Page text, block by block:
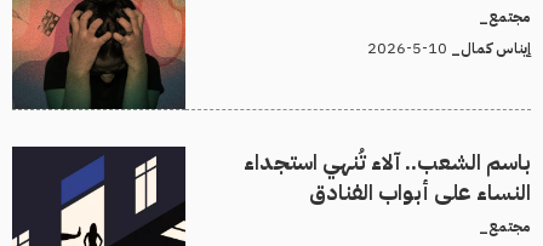
مجتمع_
إيناس كمال_
باسم الشعب.. آلاء تُنهي استجداء
النساء على أبواب الفنادق
مجتمع_